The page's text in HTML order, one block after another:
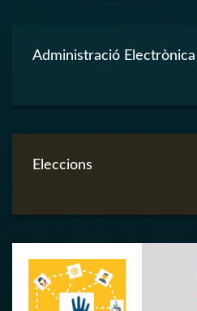
Administració Electrònica
Eleccions